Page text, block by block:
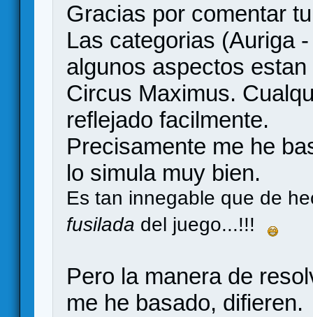
Gracias por comentar
Las categorias (Auriga
algunos aspectos
Circus Maximus.
reflejado facilmente.
Precisamente me he
lo simula muy bien.
Es tan innegable que de
fusilada del juego...!!!
Pero la manera de
me he basado, difieren.